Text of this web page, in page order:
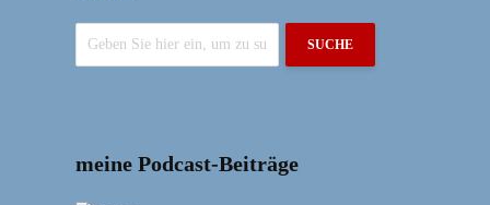
SUCHE
meine Podcast-Beiträge